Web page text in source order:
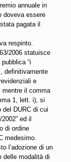
annuale in
doveva essere
pagata il
respinto.
2006 statuisce
“i
definitivamente
e
mentre il comma
1, lett. i), si
DURC di cui
ed il
di ordine
medesimo.
l’adozione di un
delle modalità di